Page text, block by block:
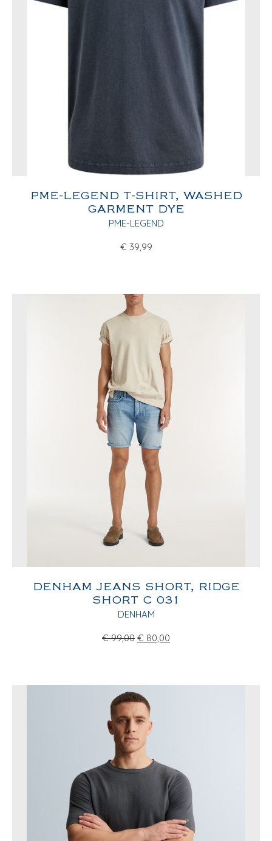
PME-LEGEND T-SHIRT, WASHED
GARMENT DYE
PME-LEGEND
€ 39,99
DENHAM JEANS SHORT, RIDGE
SHORT C 031
DENHAM
€ 99,00 € 80,00